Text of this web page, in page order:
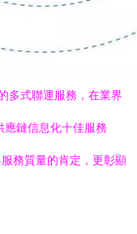
多式聯運服務，在業界
應鏈信息化十佳服務
務質量的肯定，更彰顯